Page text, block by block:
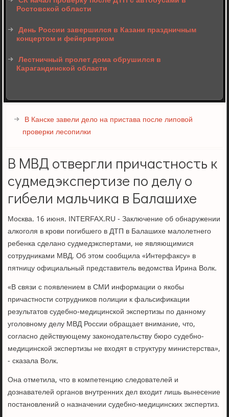
Ростовской области
День России завершился в Казани праздничным
концертом и фейерверком
Лестничный пролет дома обрушился в
Карагандинской области
В Канске завели дело на пристава после липовой
проверки лесопилки
В МВД отвергли причастность к
судмедэкспертизе по делу о
гибели мальчика в Балашихе
Москва. 16 июня. INTERFAX.RU - Заключение об обнаружении
алкоголя в крови погибшего в ДТП в Балашихе малолетнего
ребенка сделано судмедэкспертами, не являющимися
сотрудниками МВД. Об этом сообщила «Интерфаксу» в
пятницу официальный представитель ведомства Ирина Волк.
«В связи с появлением в СМИ информации о якобы
причастности сотрудников полиции к фальсификации
результатов судебно-медицинской экспертизы по данному
уголовному делу МВД России обращает внимание, что,
согласно действующему законодательству бюро судебно-
медицинской экспертизы не входят в структуру министерства»,
- сказала Волк.
Она отметила, что в компетенцию следователей и
дознавателей органов внутренних дел входит лишь вынесение
постановлений о назначении судебно-медицинских экспертиз.